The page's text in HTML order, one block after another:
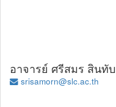
อาจารย์ ศรีสมร สินทับ
srisamorn@slc.ac.th